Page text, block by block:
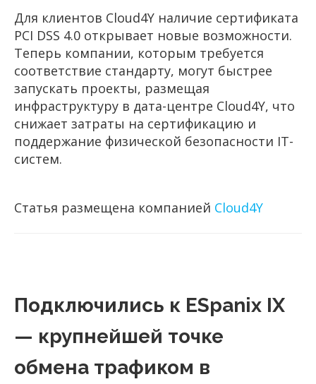
Для клиентов Cloud4Y наличие сертификата
PCI DSS 4.0 открывает новые возможности.
Теперь компании, которым требуется
соответствие стандарту, могут быстрее
запускать проекты, размещая
инфраструктуру в дата-центре Cloud4Y, что
снижает затраты на сертификацию и
поддержание физической безопасности IT-
систем.
Статья размещена компанией Cloud4Y
Подключились к ESpanix IX
— крупнейшей точке
обмена трафиком в